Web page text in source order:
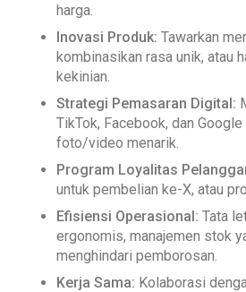
harga.
Inovasi Produk: Tawarkan
kombinasikan rasa unik, atau
kekinian.
Strategi Pemasaran Digital:
TikTok, Facebook, dan
foto/video menarik.
Program Loyalitas
untuk pembelian ke-X, atau
Efisiensi Operasional: Tata
ergonomis, manajemen stok
menghindari pemborosan.
Kerja Sama: Kolaborasi